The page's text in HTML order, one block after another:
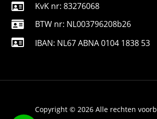

KvK nr: 83276068

BTW nr: NL003796208b26

IBAN: NL67 ABNA 0104 1838 53
Copyright © 2026 Alle rechten